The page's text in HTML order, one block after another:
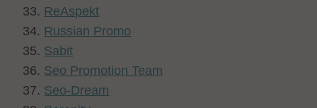
ReAspekt
Russian Promo
Sabit
Seo Promotion Team
Seo-Dream